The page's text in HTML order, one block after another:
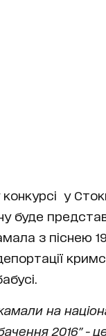
у
буде
з піснею
на
2016" -